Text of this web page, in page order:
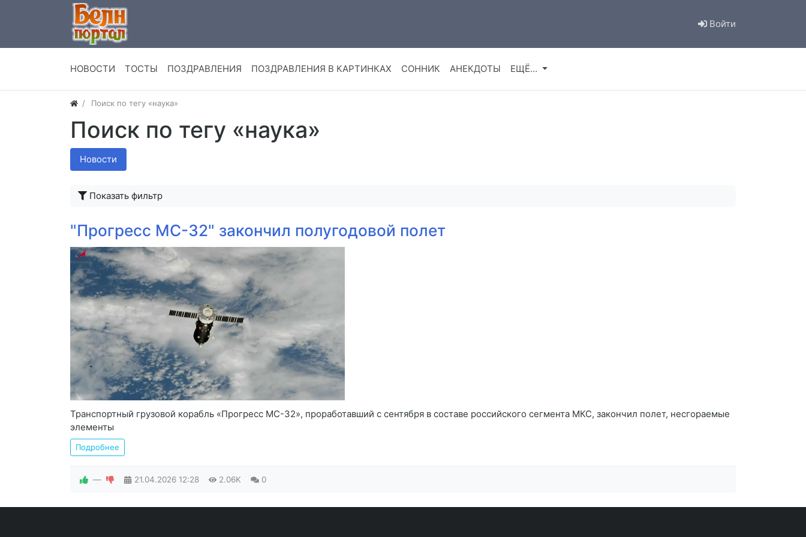
Войти
НОВОСТИ ТОСТЫ ПОЗДРАВЛЕНИЯ ПОЗДРАВЛЕНИЯ В КАРТИНКАХ СОННИК АНЕКДОТЫ ЕЩЁ…
Поиск по тегу «наука»
Поиск по тегу «наука»
Новости
Показать фильтр
"Прогресс МС-32" закончил полугодовой полет
Транспортный грузовой корабль «Прогресс МС-32», проработавший с сентября в составе российского сегмента МКС, закончил полет, несгораемые
элементы
Подробнее
— 21.04.2026 12:28 2.06K 0